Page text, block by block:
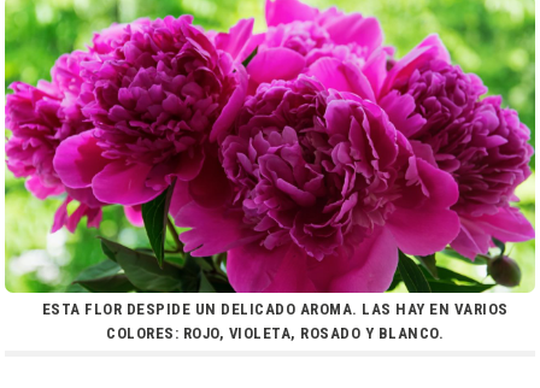
ESTA FLOR DESPIDE UN DELICADO AROMA. LAS HAY EN VARIOS
COLORES: ROJO, VIOLETA, ROSADO Y BLANCO.